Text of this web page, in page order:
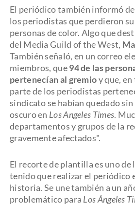
El periódico también informó
los periodistas que perdieron
personas de color. Algo que
del Media Guild of the West,
También señaló, en un correo
miembros, que94 de las
pertenecían al gremioy que,
parte de los periodistas
sindicato se habían quedado
oscuro en Los Angeles Times.
departamentos y grupos de la
gravemente afectados".
El recorte de plantilla es uno de
tenido que realizar el periódico
historia. Se une también a un
problemático para Los Ángeles